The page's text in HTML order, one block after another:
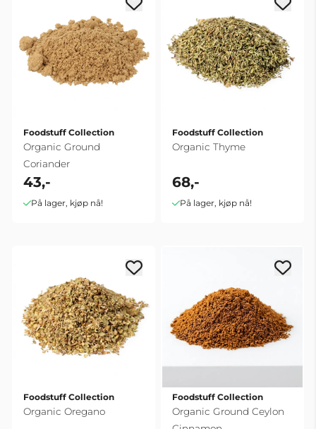
Foodstuff Collection
Organic Ground
Coriander
43,-
På lager, kjøp nå!
Foodstuff Collection
Organic Thyme
68,-
På lager, kjøp nå!
Foodstuff Collection
Organic Oregano
Foodstuff Collection
Organic Ground Ceylon